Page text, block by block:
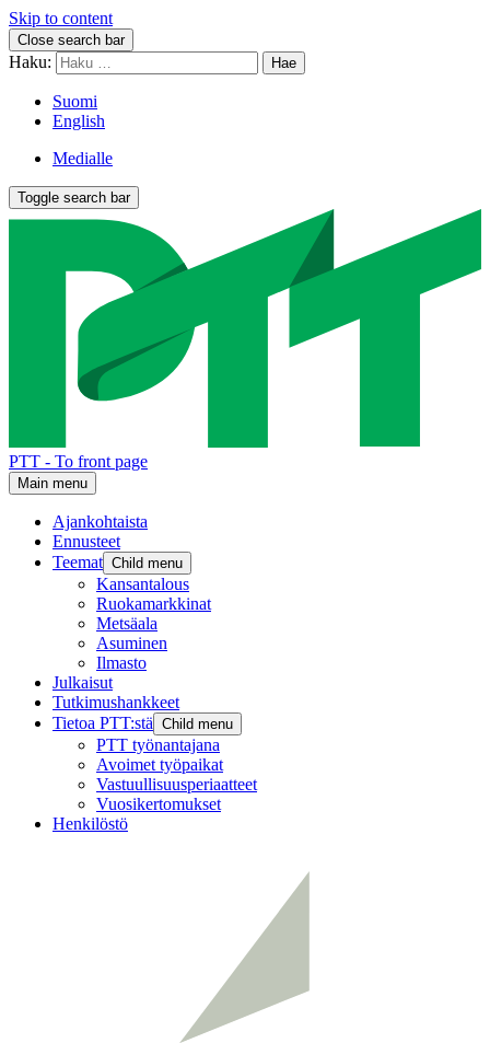
Skip to content
Close search bar
Haku:
Suomi
English
Medialle
Toggle search bar
PTT - To front page
Main menu
Ajankohtaista
Ennusteet
Teemat Child menu
Kansantalous
Ruokamarkkinat
Metsäala
Asuminen
Ilmasto
Julkaisut
Tutkimushankkeet
Tietoa PTT:stä Child menu
PTT työnantajana
Avoimet työpaikat
Vastuullisuusperiaatteet
Vuosikertomukset
Henkilöstö